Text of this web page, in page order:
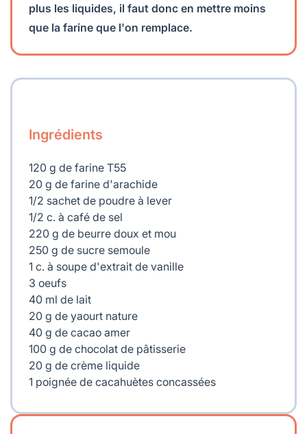
plus les liquides, il faut donc en mettre moins
que la farine que l'on remplace.
Ingrédients
120 g de farine T55
20 g de farine d'arachide
1/2 sachet de poudre à lever
1/2 c. à café de sel
220 g de beurre doux et mou
250 g de sucre semoule
1 c. à soupe d'extrait de vanille
3 oeufs
40 ml de lait
20 g de yaourt nature
40 g de cacao amer
100 g de chocolat de pâtisserie
20 g de crème liquide
1 poignée de cacahuètes concassées